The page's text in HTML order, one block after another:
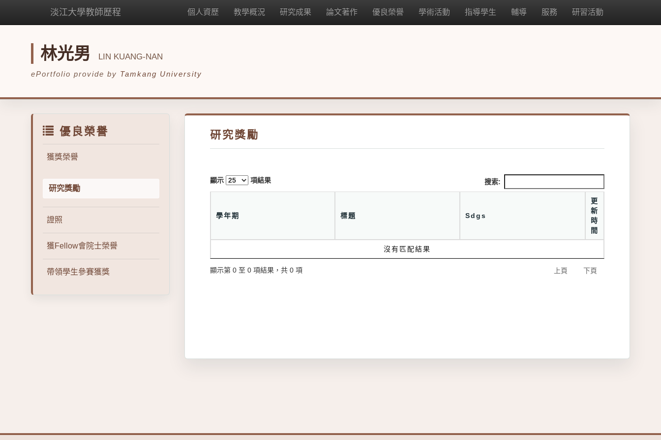
淡江大學教師歷程 個人資歷 教學概況 研究成果 論文著作 優良榮譽 學術活動 指導學生 輔導 服務 研習活動
林光男 LIN KUANG-NAN
ePortfolio provide by Tamkang University
優良榮譽
獲獎榮譽
研究獎勵
證照
獲Fellow會院士榮譽
帶領學生參賽獲獎
研究獎勵
顯示 項結果 搜索:
學年期 標題 Sdgs
更
新
時
間
沒有匹配結果
顯示第 0 至 0 項結果，共 0 項 上頁 下頁